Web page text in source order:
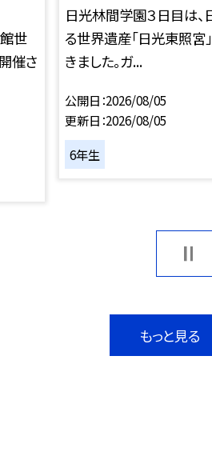
世
催さ
日光林間学園３日目は
る世界遺産「日光東照宮
きました。ガ...
公開日 2026/08/05
更新日 2026/08/05
6年生
もっと見る